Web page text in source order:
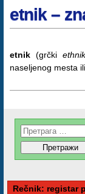
etnik –
etnik (grčki
naseljenog mesta
Rečnik: registar